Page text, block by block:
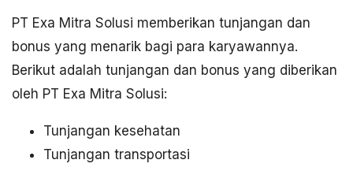
PT Exa Mitra Solusi memberikan tunjangan dan
bonus yang menarik bagi para karyawannya.
Berikut adalah tunjangan dan bonus yang diberikan
oleh PT Exa Mitra Solusi:
Tunjangan kesehatan
Tunjangan transportasi